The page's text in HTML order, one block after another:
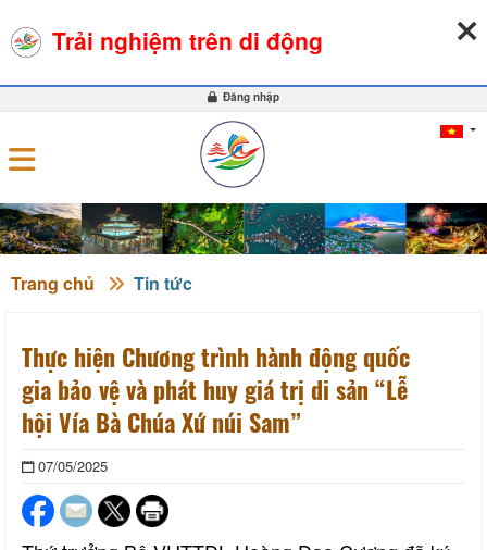
Đăng nhập
Trang chủ Tin tức
Thực hiện Chương trình hành động quốc
gia bảo vệ và phát huy giá trị di sản “Lễ
hội Vía Bà Chúa Xứ núi Sam”
07/05/2025
Trải nghiệm trên di động